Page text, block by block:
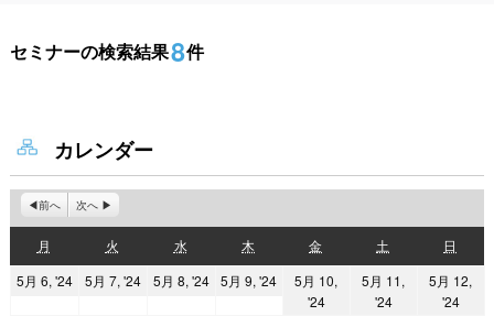
セミナーの検索結果8件
カレンダー
前へ 次へ
月
曜
日
火
曜
日
水水
曜
日
木
曜
日
金金
曜
日
土
曜
日
日
曜
日
5月 6, '242024
5月 7, '242024
5月 8, '242024
5月 9, '2420245月 10,
'242024
5月 11,
'242024
5月 12,
'242024